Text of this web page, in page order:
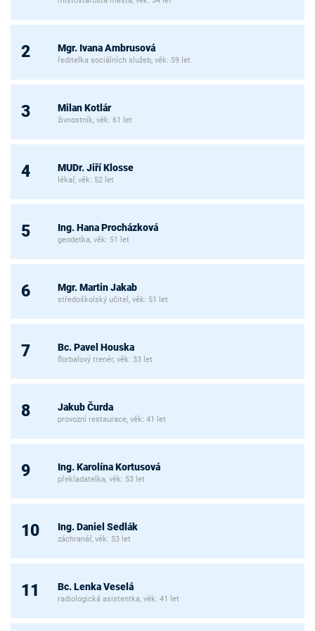
2 Mgr. Ivana Ambrusová
ředitelka sociálních služeb, věk: 59 let
3 Milan Kotlár
živnostník, věk: 61 let
4 MUDr. Jiří Klosse
lékař, věk: 52 let
5 Ing. Hana Procházková
geodetka, věk: 51 let
6 Mgr. Martin Jakab
středoškolský učitel, věk: 51 let
7 Bc. Pavel Houska
florbalový trenér, věk: 33 let
8 Jakub Čurda
provozní restaurace, věk: 41 let
9 Ing. Karolína Kortusová
překladatelka, věk: 53 let
10 Ing. Daniel Sedlák
záchranář, věk: 53 let
11 Bc. Lenka Veselá
radiologická asistentka, věk: 41 let